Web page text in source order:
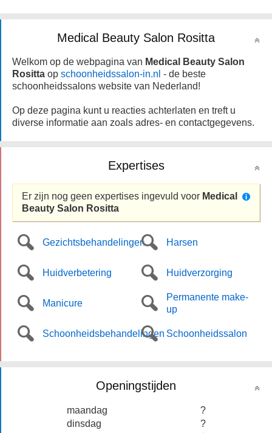
Medical Beauty Salon Rositta
Welkom op de webpagina van Medical Beauty Salon
Rositta op schoonheidssalon-in.nl - de beste
schoonheidssalons website van Nederland!
Op deze pagina kunt u reacties achterlaten en treft u
diverse informatie aan zoals adres- en contactgegevens.
Expertises
Er zijn nog geen expertises ingevuld voor Medical
Beauty Salon Rositta
Gezichtsbehandelingen Harsen
Huidverbetering Huidverzorging
Manicure
Permanente make-
up
Schoonheidsbehandelingen Schoonheidssalon
Openingstijden
maandag
?
dinsdag
?